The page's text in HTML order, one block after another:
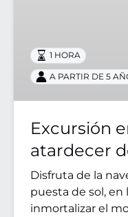
acuática
atardecer
desde
1 HORA
A PARTIR DE 5
Excursión
atardecer
Disfruta de la
puesta de sol,
inmortalizar el